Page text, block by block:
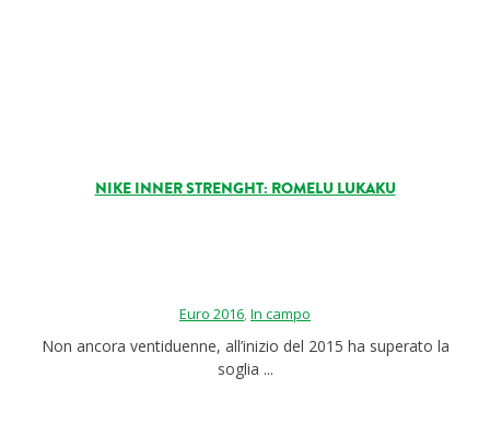
NIKE INNER STRENGHT: ROMELU LUKAKU
Euro 2016,In campo
Non ancora ventiduenne, all’inizio del 2015 ha superato la
soglia ...